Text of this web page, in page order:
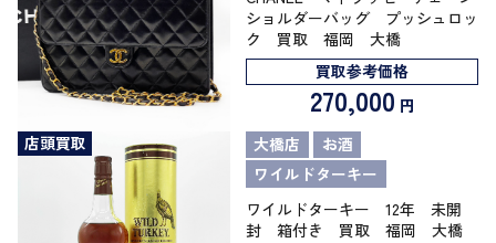
ショルダーバッグ プッシュロッ
ク 買取 福岡 大橋
買取参考価格
270,000 円
店頭買取
大橋店
お酒
ワイルドターキー
ワイルドターキー 12年 未開
封 箱付き 買取 福岡 大橋